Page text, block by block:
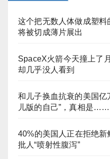
这个把无数人体做成塑
将被切成薄片展出
SpaceX火箭今天撞上了
却几乎没人看到
和儿子换血抗衰的美国亿
儿版的自己”，真相是……
40%的美国人正在拒绝
批人“喷射性腹泻”